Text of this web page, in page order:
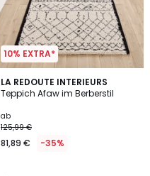
10% EXTRA*
LA REDOUTE INTERIEURS
Teppich Afaw im Berberstil
ab
125,99 €
81,89 € -35%
4
/